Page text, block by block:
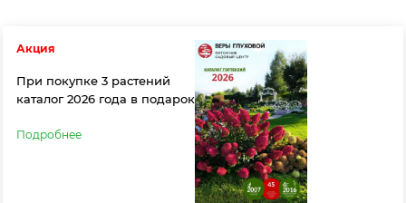
Акция
При покупке 3 растений
каталог 2026 года в подарок
Подробнее